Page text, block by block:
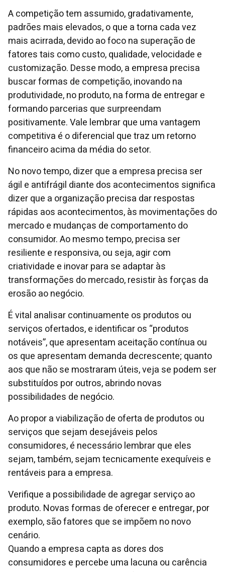
A competição tem assumido, gradativamente,
padrões mais elevados, o que a torna cada vez
mais acirrada, devido ao foco na superação de
fatores tais como custo, qualidade, velocidade e
customização. Desse modo, a empresa precisa
buscar formas de competição, inovando na
produtividade, no produto, na forma de entregar e
formando parcerias que surpreendam
positivamente. Vale lembrar que uma vantagem
competitiva é o diferencial que traz um retorno
financeiro acima da média do setor.
No novo tempo, dizer que a empresa precisa ser
ágil e antifrágil diante dos acontecimentos significa
dizer que a organização precisa dar respostas
rápidas aos acontecimentos, às movimentações do
mercado e mudanças de comportamento do
consumidor. Ao mesmo tempo, precisa ser
resiliente e responsiva, ou seja, agir com
criatividade e inovar para se adaptar às
transformações do mercado, resistir às forças da
erosão ao negócio.
É vital analisar continuamente os produtos ou
serviços ofertados, e identificar os “produtos
notáveis”, que apresentam aceitação contínua ou
os que apresentam demanda decrescente; quanto
aos que não se mostraram úteis, veja se podem ser
substituídos por outros, abrindo novas
possibilidades de negócio.
Ao propor a viabilização de oferta de produtos ou
serviços que sejam desejáveis pelos
consumidores, é necessário lembrar que eles
sejam, também, sejam tecnicamente exequíveis e
rentáveis para a empresa.
Verifique a possibilidade de agregar serviço ao
produto. Novas formas de oferecer e entregar, por
exemplo, são fatores que se impõem no novo
cenário.
Quando a empresa capta as dores dos
consumidores e percebe uma lacuna ou carência